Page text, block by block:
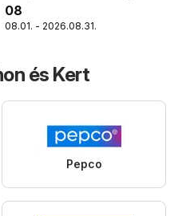
08
08.01. - 2026.08.31.
és Kert
Pepco